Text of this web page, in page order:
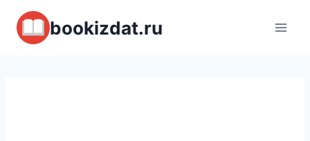
Перейти
содержимому
bookizdat.ru